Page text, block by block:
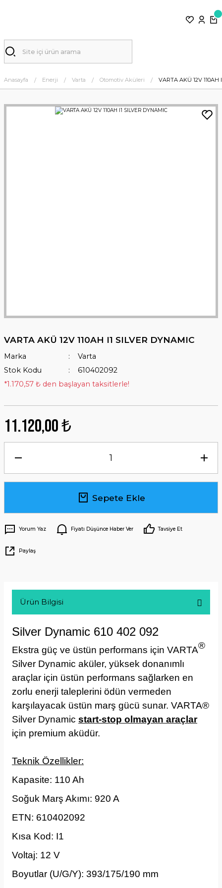
Anasayfa Enerji Varta Otomotiv Aküleri VARTA AKÜ 12V 110AH
VARTA AKÜ 12V 110AH I1 SILVER DYNAMIC
Marka
Varta
Stok Kodu
610402092
*1.170,57 ₺ den başlayan taksitlerle!
11.120,00 ₺
Sepete Ekle
Yorum Yaz Fiyatı Düşünce Haber Ver Tavsiye Et
Paylaş
Ürün Bilgisi
Silver Dynamic 610 402 092
Ekstra güç ve üstün performans için VARTA®
Silver Dynamic aküler, yüksek donanımlı
araçlar için üstün performans sağlarken en
zorlu enerji taleplerini ödün vermeden
karşılayacak üstün marş gücü sunar. VARTA®
Silver Dynamic start-stop olmayan araçlar
için premium aküdür.
Teknik Özellikler:
Kapasite: 110 Ah
Soğuk Marş Akımı: 920 A
ETN: 610402092
Kısa Kod: I1
Voltaj: 12 V
Boyutlar (U/G/Y): 393/175/190 mm